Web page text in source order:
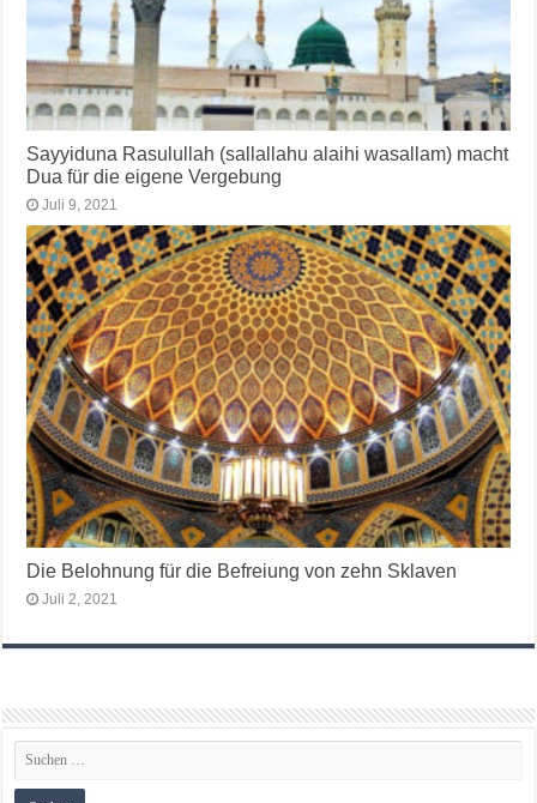
Sayyiduna Rasulullah (sallallahu alaihi wasallam) macht
Dua für die eigene Vergebung
Juli 9, 2021
Die Belohnung für die Befreiung von zehn Sklaven
Juli 2, 2021